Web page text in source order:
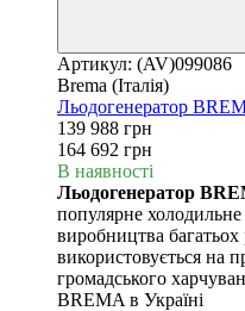
Артикул: (AV)099086
Brema (Італія)
Льодогенератор
139 988 грн
164 692 грн
В наявності
Льодогенератор
популярне
виробництва багатьох
використовується на
громадського
BREMA в Україні